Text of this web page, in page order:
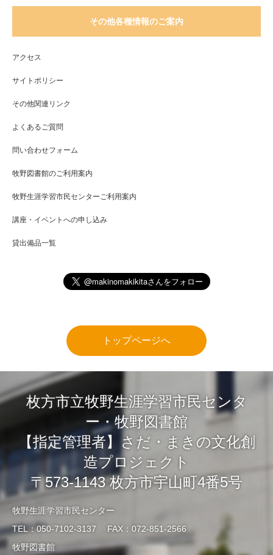
その他各種情報のご案内
アクセス
サイトポリシー
その他関連リンク
よくあるご質問
問い合わせフォーム
牧野図書館のご利用案内
牧野生涯学習市民センターご利用案内
講座・イベントへの申し込み
貸出備品一覧
トップページへ
枚方市立牧野生涯学習市民センタ
ー・牧野図書館
【指定管理者】さだ・まきの文化創
造プロジェクト
〒573-1143 枚方市宇山町4番5号
牧野生涯学習市民センター
TEL：050-7102-3137 FAX：072-851-2566
牧野図書館